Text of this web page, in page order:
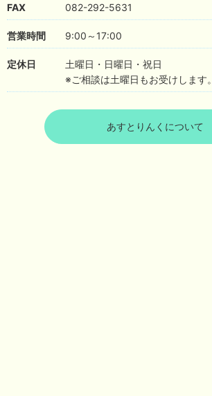
FAX 082-292-5631
営業時間 9:00～17:00
定休日
土曜日・日曜日・祝日
※ご相談は土曜日もお受けします。
あすとりんくについて